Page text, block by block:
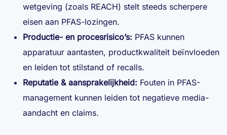
wetgeving (zoals REACH) stelt steeds scherpere
eisen aan PFAS-lozingen.
Productie- en procesrisico’s: PFAS kunnen
apparatuur aantasten, productkwaliteit beïnvloeden
en leiden tot stilstand of recalls.
Reputatie & aansprakelijkheid: Fouten in PFAS-
management kunnen leiden tot negatieve media-
aandacht en claims.